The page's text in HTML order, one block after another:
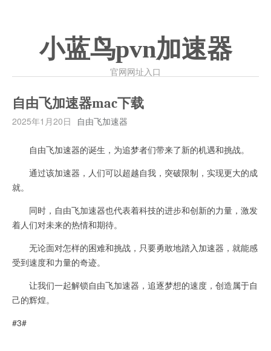
小蓝鸟pvn加速器
官网网址入口
自由飞加速器mac下载
2025年1月20日 自由飞加速器
自由飞加速器的诞生，为追梦者们带来了新的机遇和挑战。
通过该加速器，人们可以超越自我，突破限制，实现更大的成
就。
同时，自由飞加速器也代表着科技的进步和创新的力量，激发
着人们对未来的热情和期待。
无论面对怎样的困难和挑战，只要勇敢地踏入加速器，就能感
受到速度和力量的奇迹。
让我们一起解锁自由飞加速器，追逐梦想的速度，创造属于自
己的辉煌。
#3#